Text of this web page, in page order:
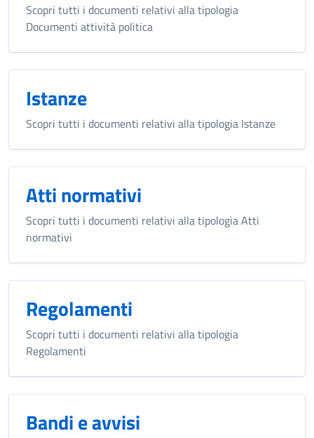
Scopri tutti i documenti relativi alla tipologia
Documenti attività politica
Istanze
Scopri tutti i documenti relativi alla tipologia Istanze
Atti normativi
Scopri tutti i documenti relativi alla tipologia Atti
normativi
Regolamenti
Scopri tutti i documenti relativi alla tipologia
Regolamenti
Bandi e avvisi